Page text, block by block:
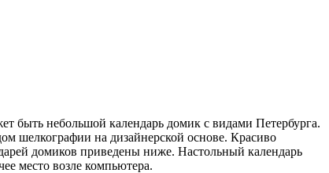
быть небольшой календарь домик с видами Петербурга.
шелкографии на дизайнерской основе. Красиво
домиков приведены ниже. Настольный календарь
место возле компьютера.